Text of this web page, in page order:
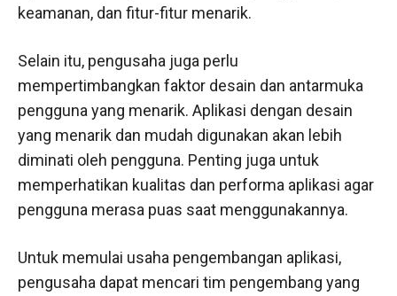
keamanan, dan fitur-fitur menarik.
Selain itu, pengusaha juga perlu
mempertimbangkan faktor desain dan antarmuka
pengguna yang menarik. Aplikasi dengan desain
yang menarik dan mudah digunakan akan lebih
diminati oleh pengguna. Penting juga untuk
memperhatikan kualitas dan performa aplikasi agar
pengguna merasa puas saat menggunakannya.
Untuk memulai usaha pengembangan aplikasi,
pengusaha dapat mencari tim pengembang yang